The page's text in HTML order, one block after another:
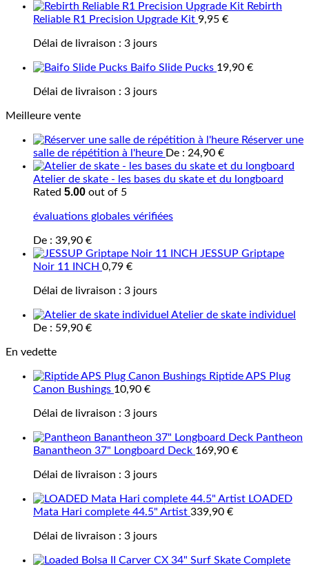
Rebirth
Reliable R1 Precision Upgrade Kit 9,95 €
Délai de livraison : 3 jours
Baifo Slide Pucks 19,90 €
Délai de livraison : 3 jours
Meilleure vente
Réserver une
salle de répétition à l'heure De : 24,90 €
Atelier de skate - les bases du skate et du longboard
Rated 5.00 out of 5
évaluations globales vérifiées
De : 39,90 €
JESSUP Griptape
Noir 11 INCH 0,79 €
Délai de livraison : 3 jours
Atelier de skate individuel
De : 59,90 €
En vedette
Riptide APS Plug
Canon Bushings 10,90 €
Délai de livraison : 3 jours
Pantheon
Banantheon 37" Longboard Deck 169,90 €
Délai de livraison : 3 jours
LOADED
Mata Hari complete 44.5" Artist 339,90 €
Délai de livraison : 3 jours